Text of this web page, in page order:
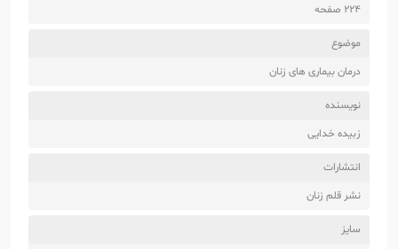
224 صفحه
موضوع
درمان بیماری های زنان
نویسنده
زبیده خدایی
انتشارات
نشر قلم زنان
سایز